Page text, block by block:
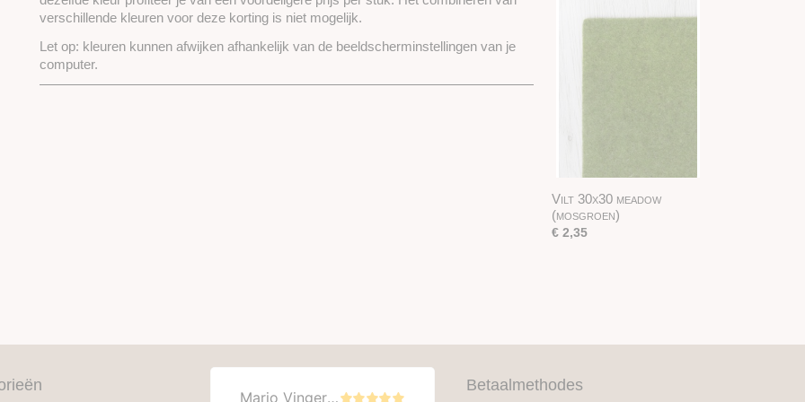
verschillende kleuren voor deze korting is niet mogelijk.
Let op: kleuren kunnen afwijken afhankelijk van de beeldscherminstellingen van je
computer.
Vilt 30x30 meadow
(mosgroen)
€ 2,35
Betaalmethodes